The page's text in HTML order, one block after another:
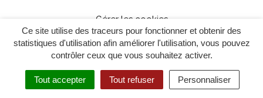
Ce site utilise des traceurs pour fonctionner et obtenir des
statistiques d'utilisation afin améliorer l'utilisation, vous pouvez
contrôler ceux que vous souhaitez activer.
Tout accepter Tout refuser Personnaliser
Gérer les cookies
Mentions Légales
Politique de confidentialité
Accessibilité